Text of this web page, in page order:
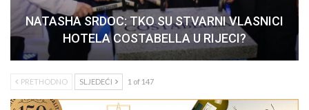
NATASHA SRDOC: TKO SU STVARNI VLASNICI
HOTELA COSTABELLA U RIJECI?
PRETHODNO SLJEDEĆI 1 of 147